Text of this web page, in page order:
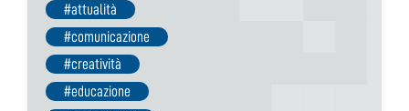
#attualità
#comunicazione
#creatività
#educazione